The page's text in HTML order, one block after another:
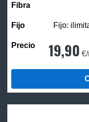
Fijo:
19,90